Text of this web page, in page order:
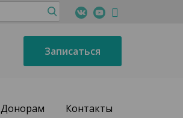
Записаться
Донорам Контакты